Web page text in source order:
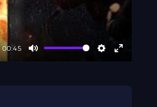
00:45
Mute Settings
Enter